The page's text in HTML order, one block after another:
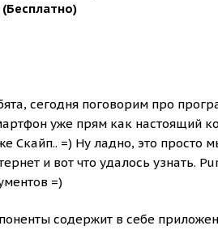
сегодня поговорим про
уже прям как настоящий
Скайп.. =) Ну ладно, это просто
и вот что удалось узнать.
=)
содержит в себе